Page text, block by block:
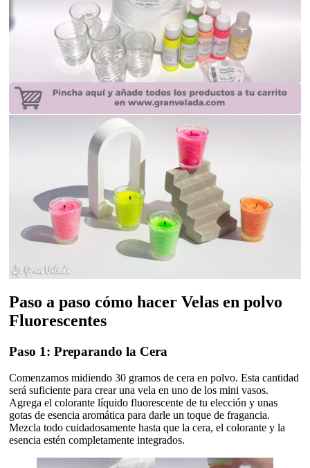
Paso a paso cómo hacer Velas en polvo
Fluorescentes
Paso 1: Preparando la Cera
Comenzamos midiendo 30 gramos de cera en polvo. Esta cantidad
será suficiente para crear una vela en uno de los mini vasos.
Agrega el colorante líquido fluorescente de tu elección y unas
gotas de esencia aromática para darle un toque de fragancia.
Mezcla todo cuidadosamente hasta que la cera, el colorante y la
esencia estén completamente integrados.